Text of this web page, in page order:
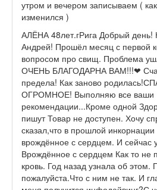
утром и вечером записываем (
изменился )
АЛЁНА 48лет.гРига Добрый день!
Андрей! Прошёл месяц с первой
вопросом про свищ. Проблема
ОЧЕНЬ БЛАГОДАРНА ВАМ!!!❤
предела! Как заново
ОГРОМНОЕ! Выполняю все ваши
рекомендации...Кроме одной
пишут Товар не доступен. Хочу
сказал,что в прошлой
врождённое с сердцем. И сейчас
Врождённое с сердцем Как то не
кровь. Год назад узнала об этом.
пожалуйста.Что с ним не так. И